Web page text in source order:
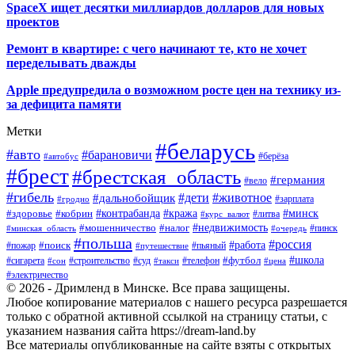
SpaceX ищет десятки миллиардов долларов для новых
проектов
Ремонт в квартире: с чего начинают те, кто не хочет
переделывать дважды
Apple предупредила о возможном росте цен на технику из-
за дефицита памяти
Метки
#авто #автобус #барановичи #беларусь #берёза
#брест#брестская_область #вело #германия
#гибель #гродно #дальнобойщик #дети #животное #зарплата
#здоровье #кобрин #контрабанда #кража #курс_валют #литва #минск
#минская_область #мошенничество #налог #недвижимость #очередь #пинск
#пожар #поиск #польша #путешествие #пьяный #работа #россия
#сигарета #сон #строительство #суд #такси #телефон #футбол #цена #школа
#электричество
© 2026 - Дримленд в Минске. Все права защищены.
Любое копирование материалов с нашего ресурса разрешается
только с обратной активной ссылкой на страницу статьи, с
указанием названия сайта https://dream-land.by
Все материалы опубликованные на сайте взяты с открытых